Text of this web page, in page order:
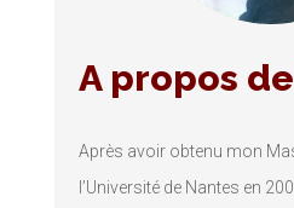
A propos
Après avoir obtenu mon
l’Université de Nantes en